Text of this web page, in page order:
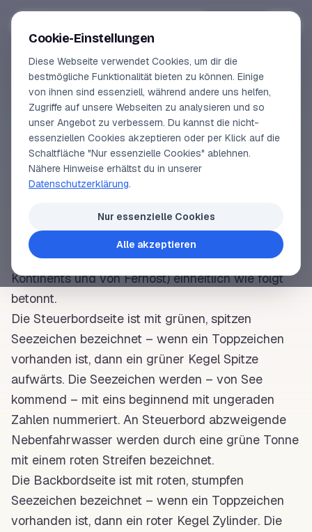
Online-Kurse
Vorschau
Erfahrungen
Lehrbuchautor
SEGELLEXIKON
Lateralsystem
Lateral= die Seite bezeichnend. Ein einheitliches
seitlichen Begrenzungen eines Fahrwassers.
Fahrwasser
werden in der Region A (= weltweite
Seegewässer mit Ausnahme des amerikanischen
Kontinents und von Fernost) einheitlich wie folgt
betonnt.
Die Steuerbordseite ist mit grünen, spitzen
Seezeichen bezeichnet – wenn ein Toppzeichen
vorhanden ist, dann ein grüner Kegel Spitze
aufwärts. Die Seezeichen werden – von See
kommend – mit eins beginnend mit ungeraden
Zahlen nummeriert. An Steuerbord abzweigende
Nebenfahrwasser werden durch eine grüne Tonne
mit einem roten Streifen bezeichnet.
Die Backbordseite ist mit roten, stumpfen
Seezeichen bezeichnet – wenn ein Toppzeichen
vorhanden ist, dann ein roter Kegel Zylinder. Die
Cookie-Einstellungen
Diese Webseite verwendet Cookies, um dir die
bestmögliche Funktionalität bieten zu können. Einige
von ihnen sind essenziell, während andere uns helfen,
Zugriffe auf unsere Webseiten zu analysieren und so
unser Angebot zu verbessern. Du kannst die nicht-
essenziellen Cookies akzeptieren oder per Klick auf die
Schaltfläche "Nur essenzielle Cookies" ablehnen.
Nähere Hinweise erhältst du in unserer
Datenschutzerklärung.
Nur essenzielle Cookies
Alle akzeptieren